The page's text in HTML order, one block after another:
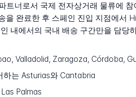
너로서 국제 전자상거래 물류에
을 완료한 후 스페인 진입 지점에서
내에서의 국내 배송 구간만을 담당
Valladolid, Zaragoza, Córdoba,
하는 Asturias와 Cantabria
Palmas